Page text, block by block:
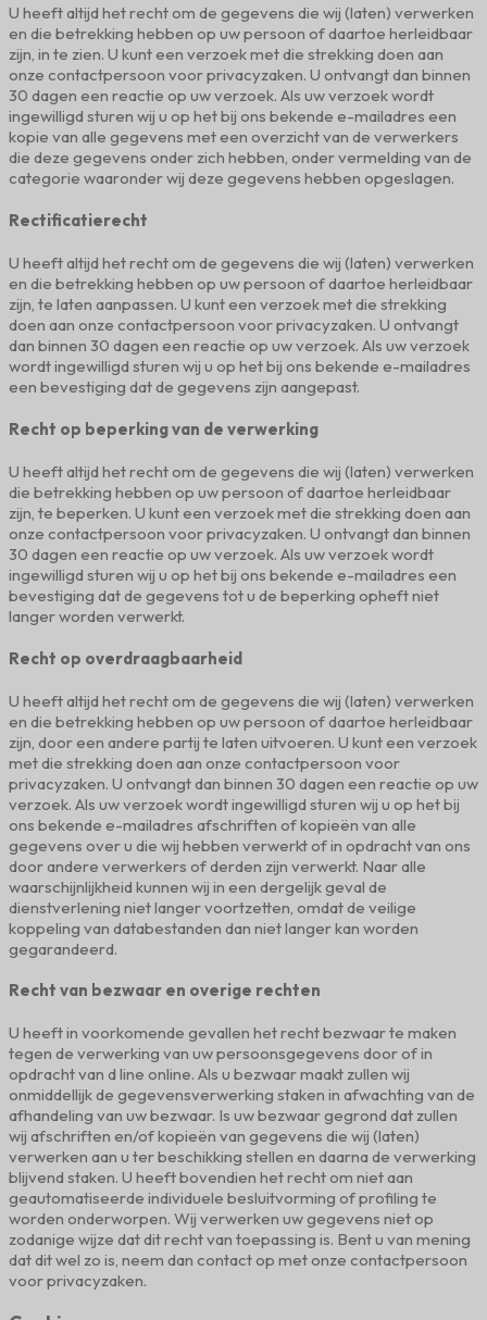
U heeft altijd het recht om de gegevens die wij (laten) verwerken
en die betrekking hebben op uw persoon of daartoe herleidbaar
zijn, in te zien. U kunt een verzoek met die strekking doen aan
onze contactpersoon voor privacyzaken. U ontvangt dan binnen
30 dagen een reactie op uw verzoek. Als uw verzoek wordt
ingewilligd sturen wij u op het bij ons bekende e-mailadres een
kopie van alle gegevens met een overzicht van de verwerkers
die deze gegevens onder zich hebben, onder vermelding van de
categorie waaronder wij deze gegevens hebben opgeslagen.
Rectificatierecht
U heeft altijd het recht om de gegevens die wij (laten) verwerken
en die betrekking hebben op uw persoon of daartoe herleidbaar
zijn, te laten aanpassen. U kunt een verzoek met die strekking
doen aan onze contactpersoon voor privacyzaken. U ontvangt
dan binnen 30 dagen een reactie op uw verzoek. Als uw verzoek
wordt ingewilligd sturen wij u op het bij ons bekende e-mailadres
een bevestiging dat de gegevens zijn aangepast.
Recht op beperking van de verwerking
U heeft altijd het recht om de gegevens die wij (laten) verwerken
die betrekking hebben op uw persoon of daartoe herleidbaar
zijn, te beperken. U kunt een verzoek met die strekking doen aan
onze contactpersoon voor privacyzaken. U ontvangt dan binnen
30 dagen een reactie op uw verzoek. Als uw verzoek wordt
ingewilligd sturen wij u op het bij ons bekende e-mailadres een
bevestiging dat de gegevens tot u de beperking opheft niet
langer worden verwerkt.
Recht op overdraagbaarheid
U heeft altijd het recht om de gegevens die wij (laten) verwerken
en die betrekking hebben op uw persoon of daartoe herleidbaar
zijn, door een andere partij te laten uitvoeren. U kunt een verzoek
met die strekking doen aan onze contactpersoon voor
privacyzaken. U ontvangt dan binnen 30 dagen een reactie op uw
verzoek. Als uw verzoek wordt ingewilligd sturen wij u op het bij
ons bekende e-mailadres afschriften of kopieën van alle
gegevens over u die wij hebben verwerkt of in opdracht van ons
door andere verwerkers of derden zijn verwerkt. Naar alle
waarschijnlijkheid kunnen wij in een dergelijk geval de
dienstverlening niet langer voortzetten, omdat de veilige
koppeling van databestanden dan niet langer kan worden
gegarandeerd.
Recht van bezwaar en overige rechten
U heeft in voorkomende gevallen het recht bezwaar te maken
tegen de verwerking van uw persoonsgegevens door of in
opdracht van d line online. Als u bezwaar maakt zullen wij
onmiddellijk de gegevensverwerking staken in afwachting van de
afhandeling van uw bezwaar. Is uw bezwaar gegrond dat zullen
wij afschriften en/of kopieën van gegevens die wij (laten)
verwerken aan u ter beschikking stellen en daarna de verwerking
blijvend staken. U heeft bovendien het recht om niet aan
geautomatiseerde individuele besluitvorming of profiling te
worden onderworpen. Wij verwerken uw gegevens niet op
zodanige wijze dat dit recht van toepassing is. Bent u van mening
dat dit wel zo is, neem dan contact op met onze contactpersoon
voor privacyzaken.